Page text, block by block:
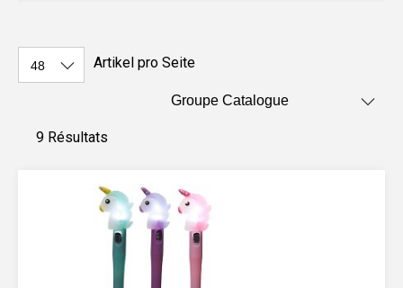
Artikel pro Seite
9 Résultats